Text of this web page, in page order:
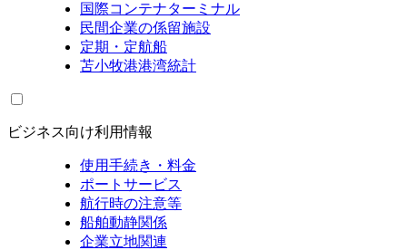
国際コンテナターミナル
民間企業の係留施設
定期・定航船
苫小牧港港湾統計
ビジネス向け利用情報
使用手続き・料金
ポートサービス
航行時の注意等
船舶動静関係
企業立地関連